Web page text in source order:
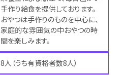
手作り給食を提供しております。
おやつは手作りのものを中心に、
家庭的な雰囲気の中おやつの時
間を楽しみます。
8人（うち有資格者数8人）